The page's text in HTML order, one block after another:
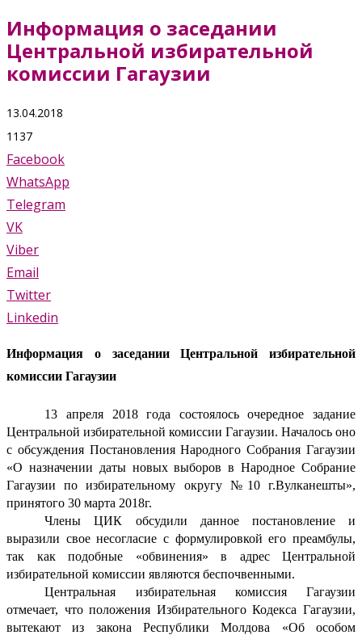
Информация о заседании
Центральной избирательной
комиссии Гагаузии
13.04.2018
1137
Facebook
WhatsApp
Telegram
VK
Viber
Email
Twitter
Linkedin
Информация о заседании Центральной избирательной
комиссии Гагаузии
13 апреля 2018 года состоялось очередное задание
Центральной избирательной комиссии Гагаузии. Началось оно
с обсуждения Постановления Народного Собрания Гагаузии
«О назначении даты новых выборов в Народное Собрание
Гагаузии по избирательному округу №10 г.Вулканешты»,
принятого 30 марта 2018г.
Члены ЦИК обсудили данное постановление и
выразили свое несогласие с формулировкой его преамбулы,
так как подобные «обвинения» в адрес Центральной
избирательной комиссии являются беспочвенными.
Центральная избирательная комиссия Гагаузии
отмечает, что положения Избирательного Кодекса Гагаузии,
вытекают из закона Республики Молдова «Об особом